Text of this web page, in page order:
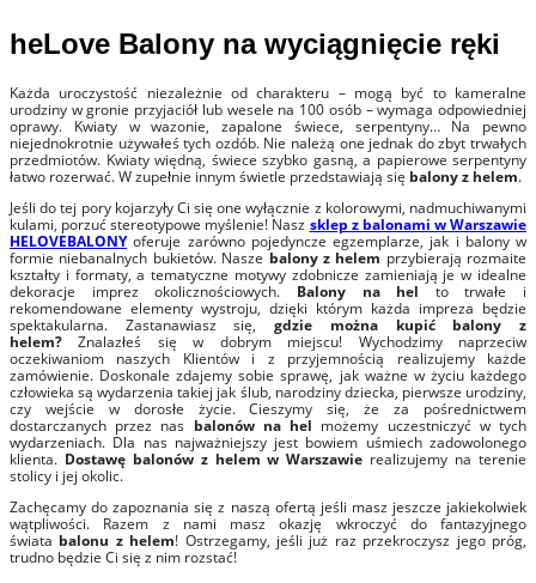
heLove Balony na wyciągnięcie ręki
Każda uroczystość niezależnie od charakteru – mogą być to kameralne
urodziny w gronie przyjaciół lub wesele na 100 osób – wymaga odpowiedniej
oprawy. Kwiaty w wazonie, zapalone świece, serpentyny… Na pewno
niejednokrotnie używałeś tych ozdób. Nie należą one jednak do zbyt trwałych
przedmiotów. Kwiaty więdną, świece szybko gasną, a papierowe serpentyny
łatwo rozerwać. W zupełnie innym świetle przedstawiają się balony z helem.
Jeśli do tej pory kojarzyły Ci się one wyłącznie z kolorowymi, nadmuchiwanymi
kulami, porzuć stereotypowe myślenie! Nasz sklep z balonami w Warszawie
HELOVEBALONYoferuje zarówno pojedyncze egzemplarze, jak i balony w
formie niebanalnych bukietów. Nasze balony z helem przybierają rozmaite
kształty i formaty, a tematyczne motywy zdobnicze zamieniają je w idealne
dekoracje imprez okolicznościowych. Balony na hel to trwałe i
rekomendowane elementy wystroju, dzięki którym każda impreza będzie
spektakularna. Zastanawiasz się,gdzie można kupić balony z
helem? Znalazłeś się w dobrym miejscu! Wychodzimy naprzeciw
oczekiwaniom naszych Klientów i z przyjemnością realizujemy każde
zamówienie. Doskonale zdajemy sobie sprawę, jak ważne w życiu każdego
człowieka są wydarzenia takiej jak ślub, narodziny dziecka, pierwsze urodziny,
czy wejście w dorosłe życie. Cieszymy się, że za pośrednictwem
dostarczanych przez nas balonów na hel możemy uczestniczyć w tych
wydarzeniach. Dla nas najważniejszy jest bowiem uśmiech zadowolonego
klienta. Dostawę balonów z helem w Warszawie realizujemy na terenie
stolicy i jej okolic.
Zachęcamy do zapoznania się z naszą ofertą jeśli masz jeszcze jakiekolwiek
wątpliwości. Razem z nami masz okazję wkroczyć do fantazyjnego
świata balonu z helem! Ostrzegamy, jeśli już raz przekroczysz jego próg,
trudno będzie Ci się z nim rozstać!